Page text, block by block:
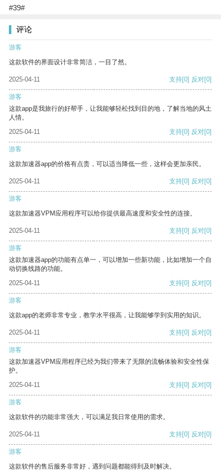
#39#
评论
游客
这款软件的界面设计非常简洁，一目了然。
2025-04-11 支持[0] 反对[0]
游客
这款app是我旅行的好帮手，让我能够轻松找到目的地，了解当地的风土
人情。
2025-04-11
支持[0] 反对[0]
游客
这款加速器app的价格有点贵，可以适当降低一些，这样会更加亲民。
2025-04-11 支持[0] 反对[0]
游客
这款加速器VPM应用程序可以给你提供最高速度和安全性的连接。
2025-04-11 支持[0] 反对[0]
游客
这款加速器app的功能有点单一，可以增加一些新功能，比如增加一个自
动切换线路的功能。
2025-04-11
支持[0] 反对[0]
游客
这款app的老师非常专业，教学水平很高，让我能够学到实用的知识。
2025-04-11 支持[0] 反对[0]
游客
这款加速器VPM应用程序已经为我们带来了无限的流畅体验和安全性保
护。
2025-04-11
支持[0] 反对[0]
游客
这款软件的功能非常强大，可以满足我日常使用的需求。
2025-04-11 支持[0] 反对[0]
游客
这款软件的售后服务非常好，遇到问题都能得到及时解决。